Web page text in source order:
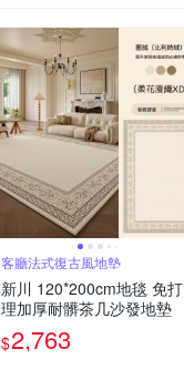
客廳法式復古風地墊
新川 120*200cm地毯 免打
理加厚耐髒茶几沙發地墊
$2,763